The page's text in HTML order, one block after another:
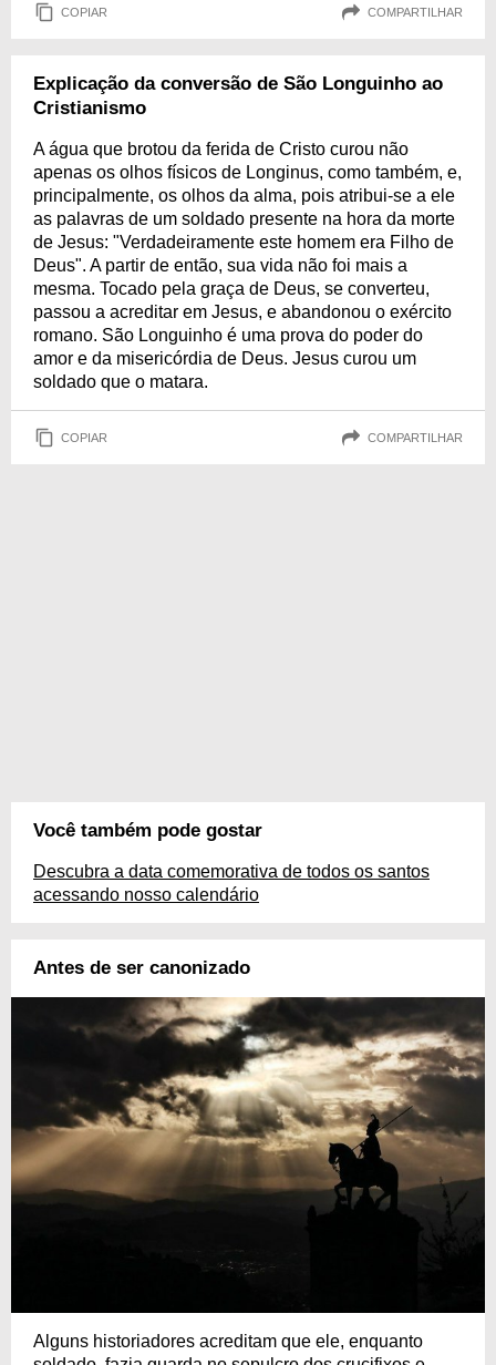
COPIAR COMPARTILHAR
Explicação da conversão de São Longuinho ao
Cristianismo
A água que brotou da ferida de Cristo curou não
apenas os olhos físicos de Longinus, como também, e,
principalmente, os olhos da alma, pois atribui-se a ele
as palavras de um soldado presente na hora da morte
de Jesus: "Verdadeiramente este homem era Filho de
Deus". A partir de então, sua vida não foi mais a
mesma. Tocado pela graça de Deus, se converteu,
passou a acreditar em Jesus, e abandonou o exército
romano. São Longuinho é uma prova do poder do
amor e da misericórdia de Deus. Jesus curou um
soldado que o matara.
COPIAR COMPARTILHAR
Você também pode gostar
Descubra a data comemorativa de todos os santos
acessando nosso calendário
Antes de ser canonizado
Alguns historiadores acreditam que ele, enquanto